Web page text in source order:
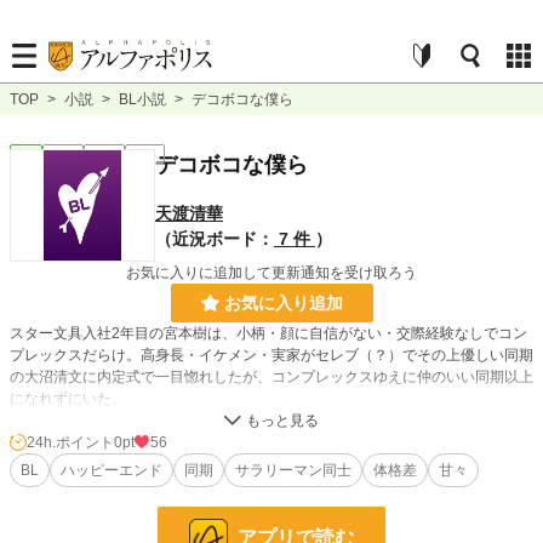
TOP > 小説 > BL小説 > デコボコな僕ら
完結 長編 デコボコな僕ら
天渡清華
（近況ボード： 7 件 ）
お気に入りに追加して更新通知を受け取ろう
お気に入り追加
スター文具入社2年目の宮本樹は、小柄・顔に自信がない・交際経験なしでコン
プレックスだらけ。高身長・イケメン・実家がセレブ（？）でその上優しい同期
の大沼清文に内定式で一目惚れしたが、コンプレックスゆえに仲のいい同期以上
になれずにいた。
そんな2人がグズグズしながらもくっつくまでのお話です。
小説 228,587 位 / 228,587 件
31,384 位 / 31,384 件
24h.ポイント 0pt
56
BL
ハッピーエンド 同期 サラリーマン同士 体格差 甘々
アプリで読む